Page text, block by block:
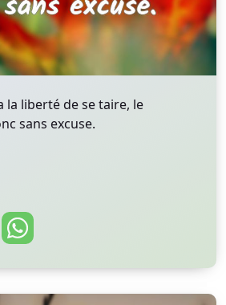
la liberté de se taire, le
sans excuse.